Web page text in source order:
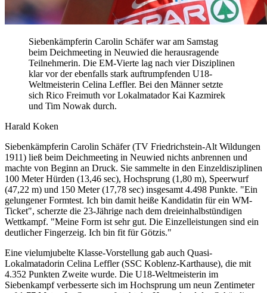
Siebenkämpferin Carolin Schäfer war am Samstag
beim Deichmeeting in Neuwied die herausragende
Teilnehmerin. Die EM-Vierte lag nach vier Disziplinen
klar vor der ebenfalls stark auftrumpfenden U18-
Weltmeisterin Celina Leffler. Bei den Männer setzte
sich Rico Freimuth vor Lokalmatador Kai Kazmirek
und Tim Nowak durch.
Harald Koken
Siebenkämpferin Carolin Schäfer (TV Friedrichstein-Alt Wildungen
1911) ließ beim Deichmeeting in Neuwied nichts anbrennen und
machte von Beginn an Druck. Sie sammelte in den Einzeldisziplinen
100 Meter Hürden (13,46 sec), Hochsprung (1,80 m), Speerwurf
(47,22 m) und 150 Meter (17,78 sec) insgesamt 4.498 Punkte. "Ein
gelungener Formtest. Ich bin damit heiße Kandidatin für ein WM-
Ticket", scherzte die 23-Jährige nach dem dreieinhalbstündigen
Wettkampf. "Meine Form ist sehr gut. Die Einzelleistungen sind ein
deutlicher Fingerzeig. Ich bin fit für Götzis."
Eine vielumjubelte Klasse-Vorstellung gab auch Quasi-
Lokalmatadorin Celina Leffler (SSC Koblenz-Karthause), die mit
4.352 Punkten Zweite wurde. Die U18-Weltmeisterin im
Siebenkampf verbesserte sich im Hochsprung um neun Zentimeter